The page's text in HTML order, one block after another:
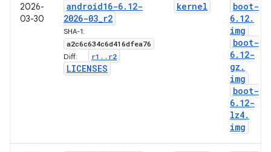
2026-
03-30
android16-6. 12-
2026-03_r2
SHA-1:
a2c6c634c6d416dfea76
Diff: r1 . . r2
LICENSES
kernel
boot-
6. 12.
img
boot-
6. 12-
gz .
img
boot-
6. 12-
lz4.
img